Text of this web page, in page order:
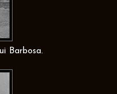
Barbosa.